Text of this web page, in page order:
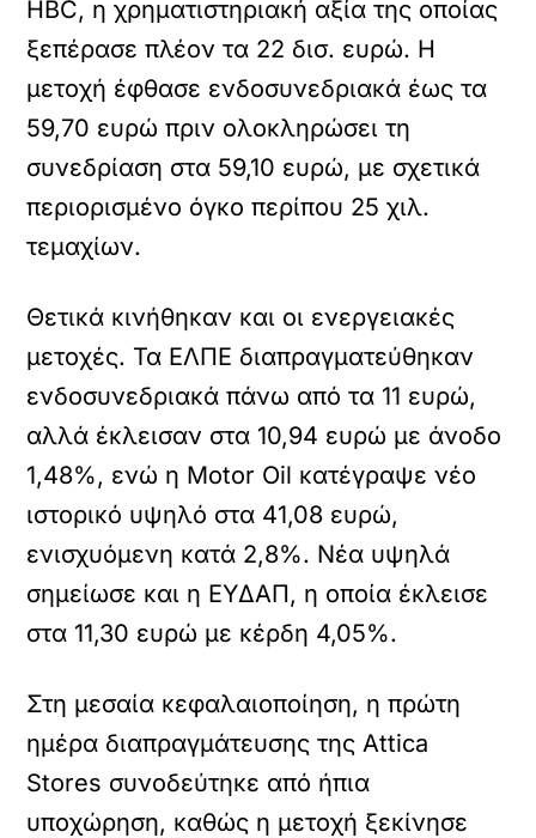
HBC, η χρηματιστηριακή αξία της οποίας
ξεπέρασε πλέον τα 22 δισ. ευρώ. Η
μετοχή έφθασε ενδοσυνεδριακά έως τα
59,70 ευρώ πριν ολοκληρώσει τη
συνεδρίαση στα 59,10 ευρώ, με σχετικά
περιορισμένο όγκο περίπου 25 χιλ.
τεμαχίων.
Θετικά κινήθηκαν και οι ενεργειακές
μετοχές. Τα ΕΛΠΕ διαπραγματεύθηκαν
ενδοσυνεδριακά πάνω από τα 11 ευρώ,
αλλά έκλεισαν στα 10,94 ευρώ με άνοδο
1,48%, ενώ η Motor Oil κατέγραψε νέο
ιστορικό υψηλό στα 41,08 ευρώ,
ενισχυόμενη κατά 2,8%. Νέα υψηλά
σημείωσε και η ΕΥΔΑΠ, η οποία έκλεισε
στα 11,30 ευρώ με κέρδη 4,05%.
Στη μεσαία κεφαλαιοποίηση, η πρώτη
ημέρα διαπραγμάτευσης της Attica
Stores συνοδεύτηκε από ήπια
υποχώρηση, καθώς η μετοχή ξεκίνησε